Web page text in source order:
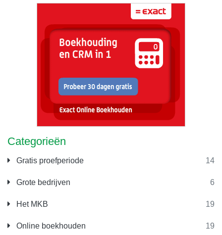
Categorieën
Gratis proefperiode 14
Grote bedrijven 6
Het MKB 19
Online boekhouden 19